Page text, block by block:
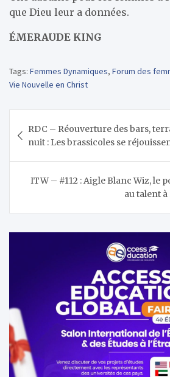
que Dieu leur a données.
ÉMERAUDE KING
Tags: Femmes Dynamiques, Forum des
Vie Nouvelle en Christ
de
l’article
RDC – Réouverture des bars,
nuit : Les brassicoles se
ITW – #112 : Aigle Blanc Wiz, le
au talent